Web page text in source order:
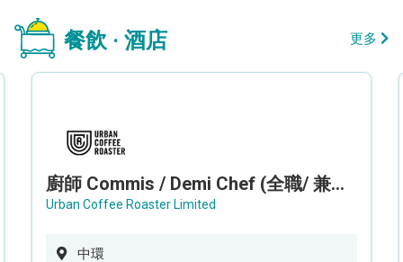
餐飲 · 酒店 更多
廚師 Commis / Demi Chef (全職/ 兼職) (工作地點:中環)
Urban Coffee Roaster Limited
中環